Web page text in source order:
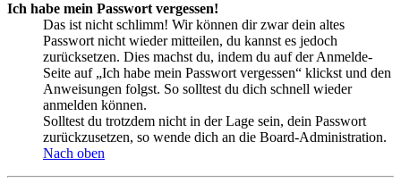
Ich habe mein Passwort vergessen!
Das ist nicht schlimm! Wir können dir zwar dein altes
Passwort nicht wieder mitteilen, du kannst es jedoch
zurücksetzen. Dies machst du, indem du auf der Anmelde-
Seite auf „Ich habe mein Passwort vergessen“ klickst und den
Anweisungen folgst. So solltest du dich schnell wieder
anmelden können.
Solltest du trotzdem nicht in der Lage sein, dein Passwort
zurückzusetzen, so wende dich an die Board-Administration.
Nach oben